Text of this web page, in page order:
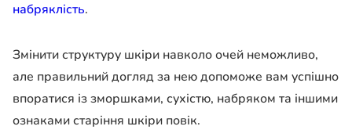
набряклість.
Змінити структуру шкіри навколо очей неможливо,
але правильний догляд за нею допоможе вам успішно
впоратися із зморшками, сухістю, набряком та іншими
ознаками старіння шкіри повік.